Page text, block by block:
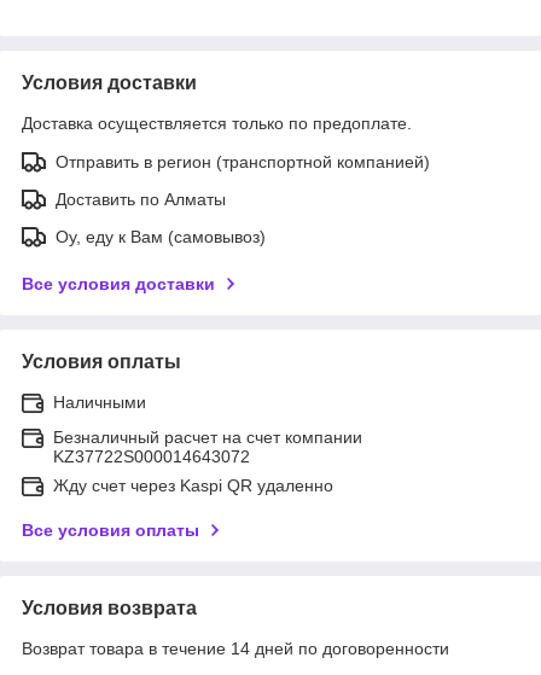
Условия доставки
Доставка осуществляется только по предоплате.
Отправить в регион (транспортной компанией)
Доставить по Алматы
Оу, еду к Вам (самовывоз)
Все условия доставки
Условия оплаты
Наличными
Безналичный расчет на счет компании
KZ37722S000014643072
Жду счет через Kaspi QR удаленно
Все условия оплаты
Условия возврата
Возврат товара в течение 14 дней по договоренности